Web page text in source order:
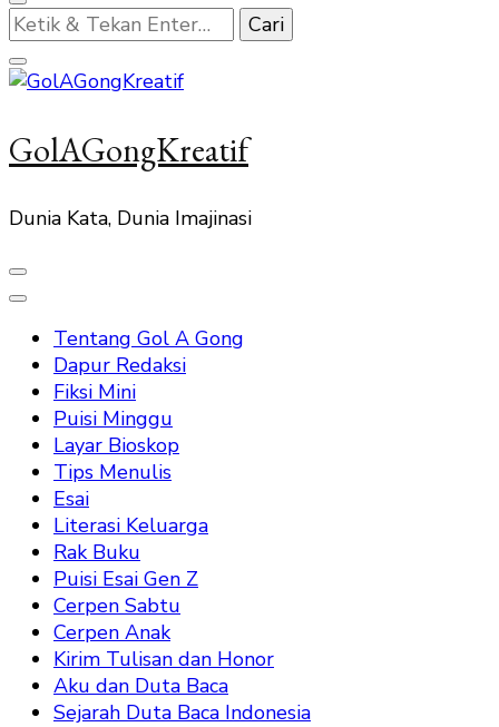
Mencari
Sesuatu?
GolAGongKreatif
Dunia Kata, Dunia Imajinasi
Tentang Gol A Gong
Dapur Redaksi
Fiksi Mini
Puisi Minggu
Layar Bioskop
Tips Menulis
Esai
Literasi Keluarga
Rak Buku
Puisi Esai Gen Z
Cerpen Sabtu
Cerpen Anak
Kirim Tulisan dan Honor
Aku dan Duta Baca
Sejarah Duta Baca Indonesia